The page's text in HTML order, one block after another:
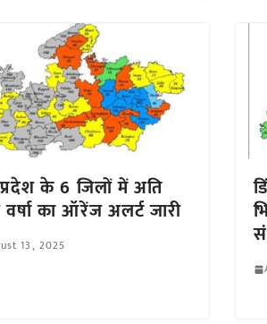
के 6 जिलों में अति
वर्षा का ऑरेंज अलर्ट जारी
13, 2025